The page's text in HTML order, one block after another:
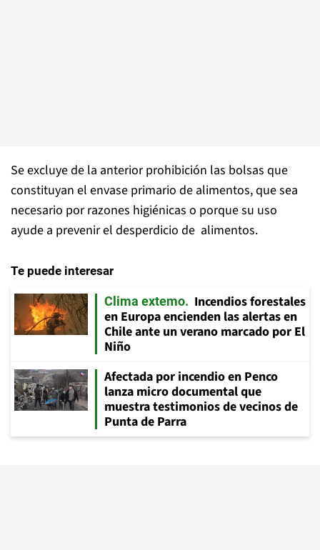
Se excluye de la anterior prohibición las bolsas que
constituyan el envase primario de alimentos, que sea
necesario por razones higiénicas o porque su uso
ayude a prevenir el desperdicio de alimentos.
Te puede interesar
Clima extemo
Incendios forestales
en Europa encienden las alertas en
Chile ante un verano marcado por El
Niño
Afectada por incendio en Penco
lanza micro documental que
muestra testimonios de vecinos de
Punta de Parra